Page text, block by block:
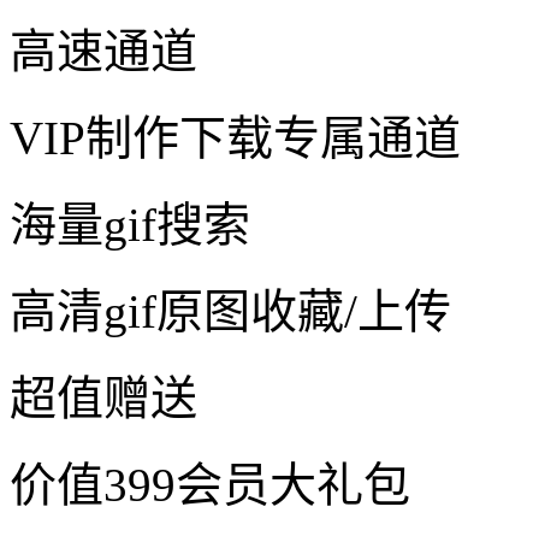
高速通道
VIP制作下载专属通道
海量gif搜索
高清gif原图收藏/上传
超值赠送
价值399会员大礼包